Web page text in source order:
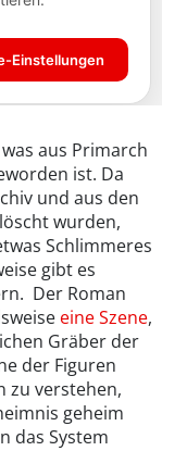
aus Primarch
ist. Da
und aus den
wurden,
Schlimmeres
gibt es
Der Roman
eine Szene,
Gräber der
der Figuren
zu verstehen,
geheim
das System